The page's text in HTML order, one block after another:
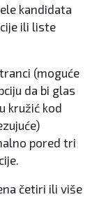
kandidata
ili liste
(moguće
da bi glas
kružić kod
pored tri
četiri ili više